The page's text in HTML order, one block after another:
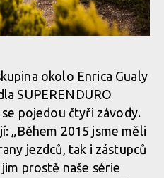
okolo Enrica Gualy
SUPERENDURO
pojedou čtyři závody.
„Během 2015 jsme měli
jezdců, tak i zástupců
prostě naše série